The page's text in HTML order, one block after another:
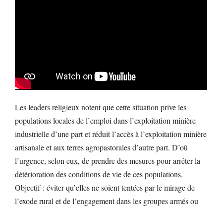
Les leaders religieux notent que cette situation prive les
populations locales de l’emploi dans l’exploitation minière
industrielle d’une part et réduit l’accès à l’exploitation minière
artisanale et aux terres agropastorales d’autre part. D’où
l’urgence, selon eux, de prendre des mesures pour arrêter la
détérioration des conditions de vie de ces populations.
Objectif : éviter qu’elles ne soient tentées par le mirage de
l’exode rural et de l’engagement dans les groupes armés ou